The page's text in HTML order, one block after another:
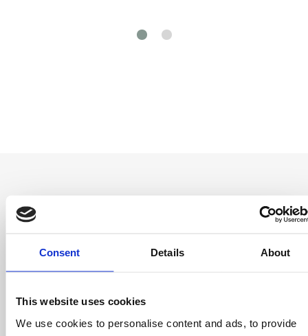
Consent Details About
This website uses cookies
We use cookies to personalise content and ads, to provide
Entérate antes
que nadie
Consigue ofertas especiales, información
sobre eventos, los últimos artículos del blog y
conoce antes que nadie las novedades del